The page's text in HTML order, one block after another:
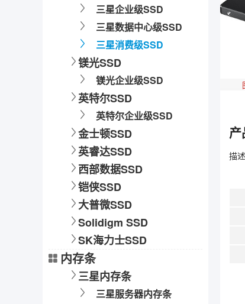
三星企业级SSD
三星数据中心级SSD
三星消费级SSD
镁光SSD
镁光企业级SSD
英特尔SSD
英特尔企业级SSD
金士顿SSD
英睿达SSD
西部数据SSD
铠侠SSD
大普微SSD
Solidigm SSD
SK海力士SSD
内存条
三星内存条
三星服务器内存条
描述